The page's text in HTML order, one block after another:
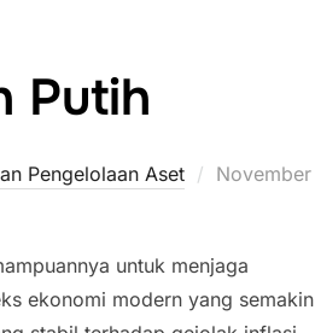
Putih
Pengelolaan Aset
Posted
November
untuk menjaga
ekonomi modern yang semakin